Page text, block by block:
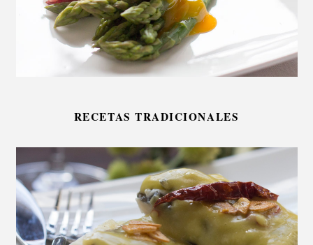
RECETAS TRADICIONALES